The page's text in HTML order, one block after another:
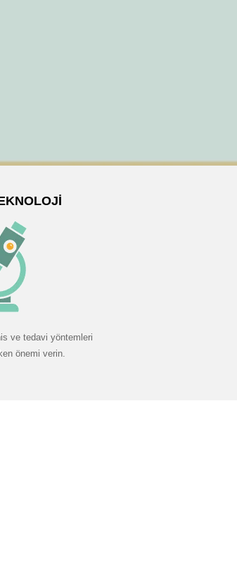
ve tedavi yöntemleri
önemi verin.